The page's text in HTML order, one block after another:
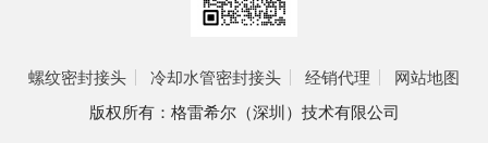
螺纹密封接头 冷却水管密封接头 经销代理
网站地图
版权所有：格雷希尔（深圳）技术有限公司